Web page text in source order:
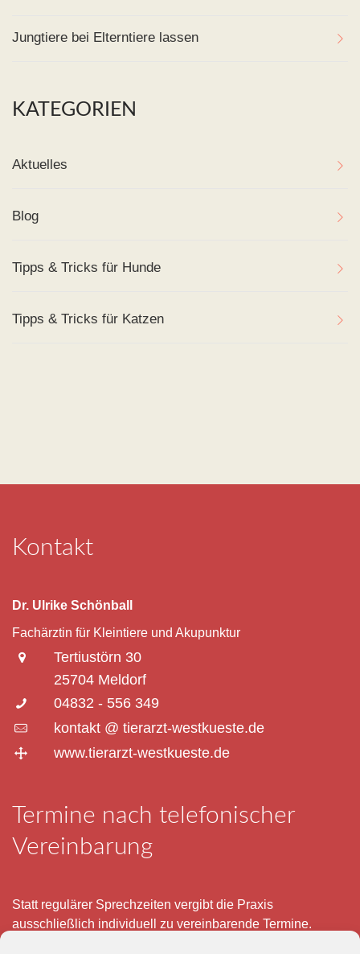
Jungtiere bei Elterntiere lassen
KATEGORIEN
Aktuelles
Blog
Tipps & Tricks für Hunde
Tipps & Tricks für Katzen
Kontakt
Dr. Ulrike Schönball
Fachärztin für Kleintiere und Akupunktur
Tertiustörn 30
25704 Meldorf
04832 - 556 349
kontakt @ tierarzt-westkueste.de
www.tierarzt-westkueste.de
Termine nach telefonischer
Vereinbarung
Statt regulärer Sprechzeiten vergibt die Praxis
ausschließlich individuell zu vereinbarende Termine.